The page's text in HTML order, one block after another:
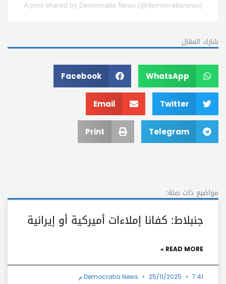
A post shared by Democratia News (@democratianews)
شارك المقال
WhatsApp
Facebook
Twitter
Email
Telegram
Print
مواضيع ذات صلة:
جنبلاط: كفانا إملاءات أميركية أو إيرانية
READ MORE »
Democratia News 25/11/2025 7:41 م